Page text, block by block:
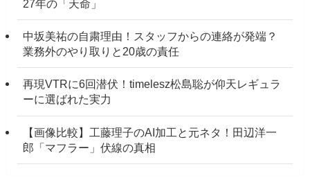
27年の「天命」
中坂美祐の自粛理由！スタッフからの連絡が発端？
業務外のやり取りと20歳の責任
再現VTRに6回潜伏！timelesz松島聡が仰天レギュラ
ーに選ばれた実力
【画像比較】工藤理子のAI加工と元ネタ！田辺洋一
郎「マフラー」伏線の真相